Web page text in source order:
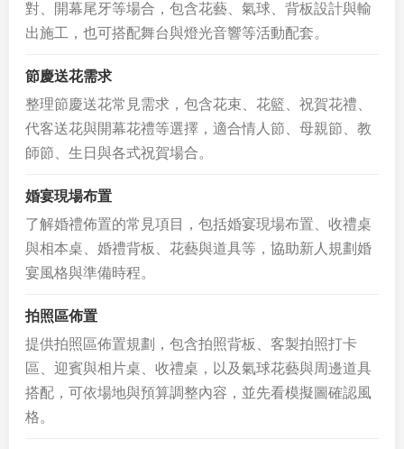
對、開幕尾牙等場合，包含花藝、氣球、背板設計與輸
出施工，也可搭配舞台與燈光音響等活動配套。
節慶送花需求
整理節慶送花常見需求，包含花束、花籃、祝賀花禮、
代客送花與開幕花禮等選擇，適合情人節、母親節、教
師節、生日與各式祝賀場合。
婚宴現場布置
了解婚禮佈置的常見項目，包括婚宴現場布置、收禮桌
與相本桌、婚禮背板、花藝與道具等，協助新人規劃婚
宴風格與準備時程。
拍照區佈置
提供拍照區佈置規劃，包含拍照背板、客製拍照打卡
區、迎賓與相片桌、收禮桌，以及氣球花藝與周邊道具
搭配，可依場地與預算調整內容，並先看模擬圖確認風
格。